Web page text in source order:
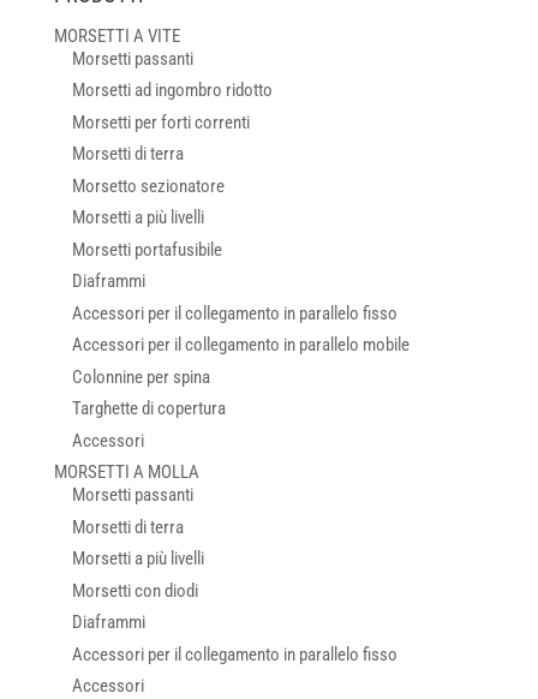
MORSETTI A VITE
Morsetti passanti
Morsetti ad ingombro ridotto
Morsetti per forti correnti
Morsetti di terra
Morsetto sezionatore
Morsetti a più livelli
Morsetti portafusibile
Diaframmi
Accessori per il collegamento in parallelo fisso
Accessori per il collegamento in parallelo mobile
Colonnine per spina
Targhette di copertura
Accessori
MORSETTI A MOLLA
Morsetti passanti
Morsetti di terra
Morsetti a più livelli
Morsetti con diodi
Diaframmi
Accessori per il collegamento in parallelo fisso
Accessori